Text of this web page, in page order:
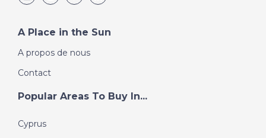
A Place in the Sun
A propos de nous
Contact
Popular Areas To Buy In...
Cyprus